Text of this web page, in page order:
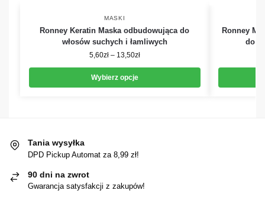
MASKI
Ronney Keratin Maska odbudowująca do
włosów suchych i łamliwych
5,60zł – 13,50zł
Wybierz opcje
Ronney
do
Tania wysyłka
DPD Pickup Automat za 8,99 zł!
90 dni na zwrot
Gwarancja satysfakcji z zakupów!